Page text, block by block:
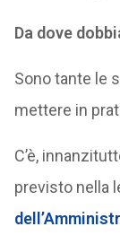
Da dove
Sono tante le
mettere in
C’è,
previsto nella